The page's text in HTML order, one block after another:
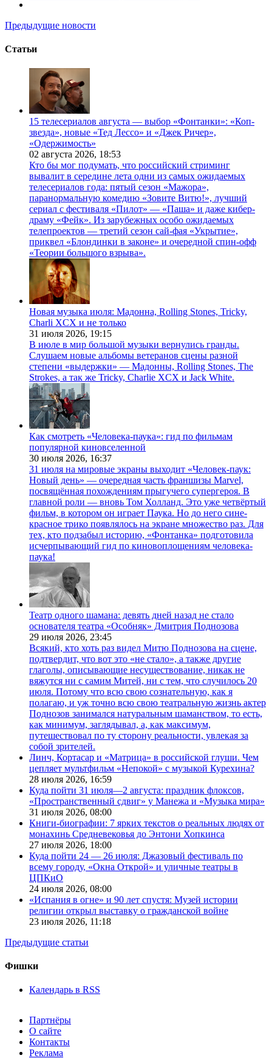
Предыдущие новости
Статьи
15 телесериалов августа — выбор «Фонтанки»: «Коп-
звезда», новые «Тед Лессо» и «Джек Ричер»,
«Одержимость»
02 августа 2026, 18:53
Кто бы мог подумать, что российский стриминг
вывалит в середине лета одни из самых ожидаемых
телесериалов года: пятый сезон «Мажора»,
паранормальную комедию «Зовите Витю!», лучший
сериал с фестиваля «Пилот» — «Паша» и даже кибер-
драму «Фейк». Из зарубежных особо ожидаемых
телепроектов — третий сезон сай-фая «Укрытие»,
приквел «Блондинки в законе» и очередной спин-офф
«Теории большого взрыва».
Новая музыка июля: Мадонна, Rolling Stones, Tricky,
Charli XCX и не только
31 июля 2026, 19:15
В июле в мир большой музыки вернулись гранды.
Слушаем новые альбомы ветеранов сцены разной
степени «выдержки» — Мадонны, Rolling Stones, The
Strokes, а так же Tricky, Charlie XCX и Jack White.
Как смотреть «Человека-паука»: гид по фильмам
популярной киновселенной
30 июля 2026, 16:37
31 июля на мировые экраны выходит «Человек-паук:
Новый день» — очередная часть франшизы Marvel,
посвящённая похождениям прыгучего супергероя. В
главной роли — вновь Том Холланд. Это уже четвёртый
фильм, в котором он играет Паука. Но до него сине-
красное трико появлялось на экране множество раз. Для
тех, кто подзабыл историю, «Фонтанка» подготовила
исчерпывающий гид по киновоплощениям человека-
паука!
Театр одного шамана: девять дней назад не стало
основателя театра «Особняк» Дмитрия Поднозова
29 июля 2026, 23:45
Всякий, кто хоть раз видел Митю Поднозова на сцене,
подтвердит, что вот это «не стало», а также другие
глаголы, описывающие несуществование, никак не
вяжутся ни с самим Митей, ни с тем, что случилось 20
июля. Потому что всю свою сознательную, как я
полагаю, и уж точно всю свою театральную жизнь актер
Поднозов занимался натуральным шаманством, то есть,
как минимум, заглядывал, а, как максимум,
путешествовал по ту сторону реальности, увлекая за
собой зрителей.
Линч, Кортасар и «Матрица» в российской глуши. Чем
цепляет мультфильм «Непокой» с музыкой Курехина?
28 июля 2026, 16:59
Куда пойти 31 июля—2 августа: праздник флоксов,
«Пространственный сдвиг» у Манежа и «Музыка мира»
31 июля 2026, 08:00
Книги-биографии: 7 ярких текстов о реальных людях от
монахинь Средневековья до Энтони Хопкинса
27 июля 2026, 18:00
Куда пойти 24 — 26 июля: Джазовый фестиваль по
всему городу, «Окна Открой» и уличные театры в
ЦПКиО
24 июля 2026, 08:00
«Испания в огне» и 90 лет спустя: Музей истории
религии открыл выставку о гражданской войне
23 июля 2026, 11:18
Предыдущие статьи
Фишки
Календарь в RSS
Партнёры
О сайте
Контакты
Реклама